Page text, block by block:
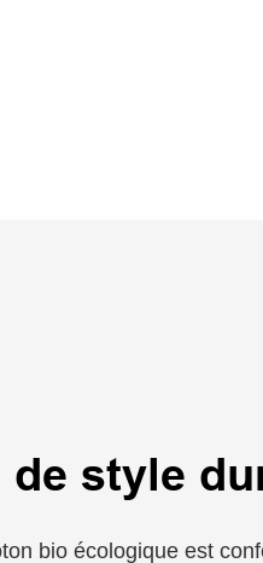
de style
bio écologique est